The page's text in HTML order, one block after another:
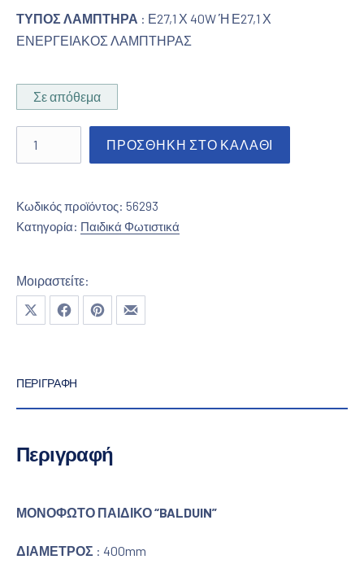
ΤΥΠΟΣ ΛΑΜΠΤΗΡΑ : Ε27,1 Χ 40W Ή Ε27,1 Χ
ΕΝΕΡΓΕΙΑΚΟΣ ΛΑΜΠΤΗΡΑΣ
Σε απόθεμα
ΠΡΟΣΘΉΚΗ ΣΤΟ ΚΑΛΆΘΙ
Κωδικός προϊόντος: 56293
Κατηγορία: Παιδικά Φωτιστικά
Μοιραστείτε:
Μοιραστείτε το στο X
Μοιραστείτε το στο Facebook
Μοιραστείτε το στο Pinterest
Μοιραστείτε το με email
ΠΕΡΙΓΡΑΦΉ
Περιγραφή
ΜΟΝΟΦΩΤΟ ΠΑΙΔΙΚΟ “BALDUIN”
ΔΙΑΜΕΤΡΟΣ : 400mm